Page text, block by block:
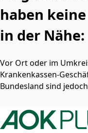
haben
in der Nähe:
Vor Ort oder im
Krankenkassen-
Bundesland sind